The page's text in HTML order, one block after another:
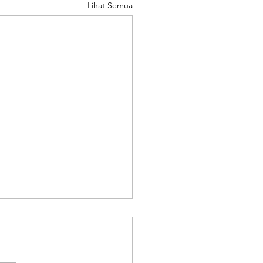
Lihat Semua
Kembali
Ekomadyo, Staf Pengajar